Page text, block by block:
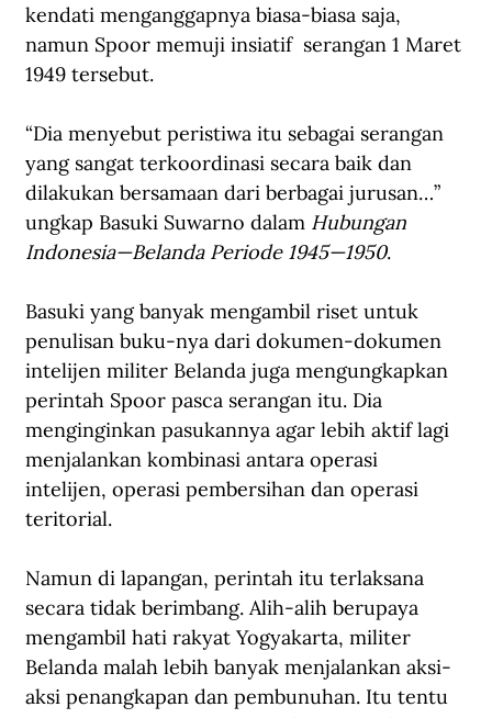
kendati menganggapnya biasa-biasa saja,
namun Spoor memuji insiatif  serangan 1 Maret
1949 tersebut.
“Dia menyebut peristiwa itu sebagai serangan
yang sangat terkoordinasi secara baik dan
dilakukan bersamaan dari berbagai jurusan…”
ungkap Basuki Suwarno dalam Hubungan
Indonesia—Belanda Periode 1945—1950.
Basuki yang banyak mengambil riset untuk
penulisan buku-nya dari dokumen-dokumen
intelijen militer Belanda juga mengungkapkan
perintah Spoor pasca serangan itu. Dia
menginginkan pasukannya agar lebih aktif lagi
menjalankan kombinasi antara operasi
intelijen, operasi pembersihan dan operasi
teritorial.
Namun di lapangan, perintah itu terlaksana
secara tidak berimbang. Alih-alih berupaya
mengambil hati rakyat Yogyakarta, militer
Belanda malah lebih banyak menjalankan aksi-
aksi penangkapan dan pembunuhan. Itu tentu